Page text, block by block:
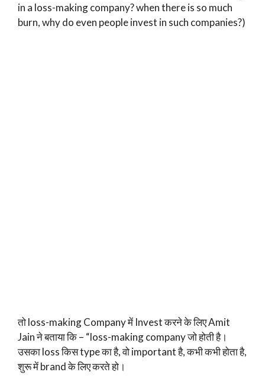
in a loss-making company? when there is so much
burn, why do even people invest in such companies?)
तो loss-making Company में Invest करने के लिए Amit
Jain ने बताया कि – “loss-making company जो होती है।
उसका loss किस type का है, वो important है, कभी कभी होता है,
शुरू में brand के लिए करते हो।